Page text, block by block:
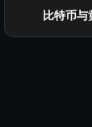
比特币